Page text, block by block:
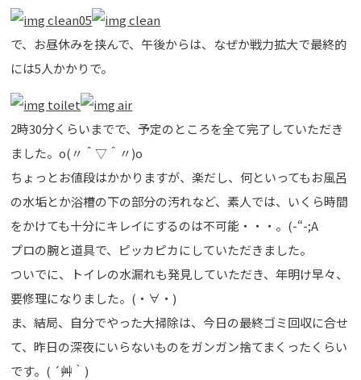
で、お昼休みを挟んで、午後からは、なぜか戦力拡大で最終的
には5人かかりで。
2時30分くらいまでで、予定のところを全て完了していただき
ました。o(〃＾▽＾〃)o
ちょっとお値段はかかりますが、楽だし、何といってもお風呂
の水垢とか浴槽の下の部分の汚れなど、素人では、いくら時間
をかけても十分にキレイにするのは不可能・・・。(-“-;A
プロの腕と道具で、ピッカピカにしていただきました。
ついでに、トイレの水漏れも発見していただき、年明け早々、
要修理になりました。(・∀・)
ま、結局、自分でやった大掃除は、今日の最終ゴミ回収に合せ
て、昨日の深夜にいらないものをガンガン捨てまくったくらい
です。( ´艸｀)